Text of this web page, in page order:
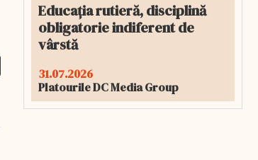
Educația rutieră, disciplină
obligatorie indiferent de
vârstă
31.07.2026
Platourile DC Media Group